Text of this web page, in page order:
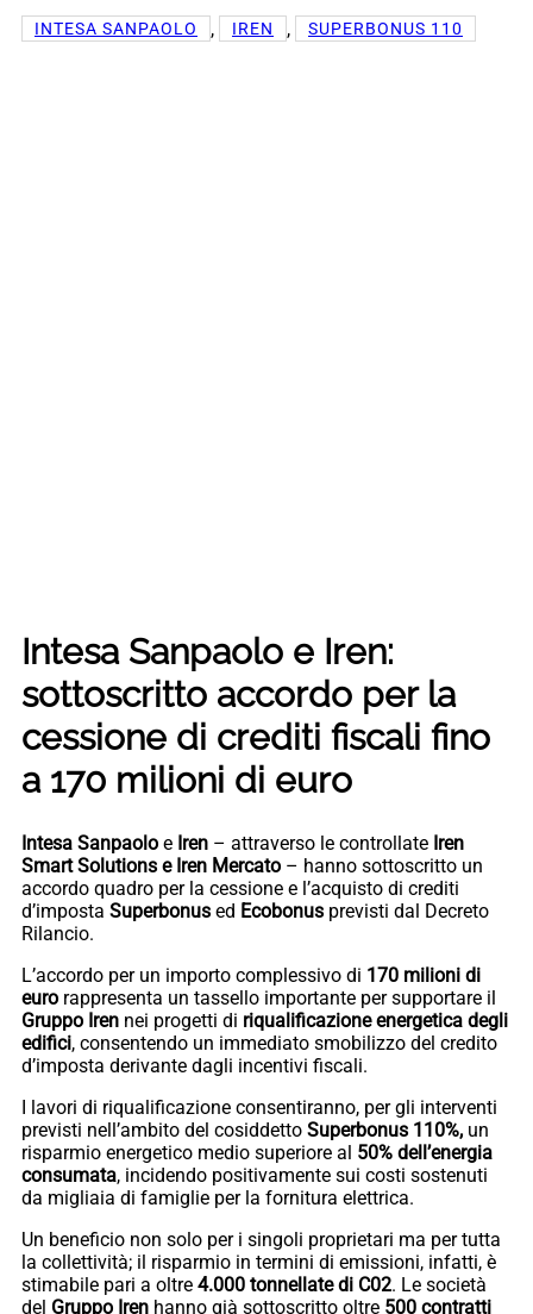
INTESA SANPAOLO , IREN , SUPERBONUS 110
Intesa Sanpaolo e Iren:
sottoscritto accordo per la
cessione di crediti fiscali fino
a 170 milioni di euro
Intesa Sanpaolo e Iren – attraverso le controllate Iren
Smart Solutions e Iren Mercato – hanno sottoscritto un
accordo quadro per la cessione e l’acquisto di crediti
d’imposta Superbonus ed Ecobonus previsti dal Decreto
Rilancio.
L’accordo per un importo complessivo di 170 milioni di
euro rappresenta un tassello importante per supportare il
Gruppo Iren nei progetti di riqualificazione energetica degli
edifici, consentendo un immediato smobilizzo del credito
d’imposta derivante dagli incentivi fiscali.
I lavori di riqualificazione consentiranno, per gli interventi
previsti nell’ambito del cosiddetto Superbonus 110%, un
risparmio energetico medio superiore al 50% dell’energia
consumata, incidendo positivamente sui costi sostenuti
da migliaia di famiglie per la fornitura elettrica.
Un beneficio non solo per i singoli proprietari ma per tutta
la collettività; il risparmio in termini di emissioni, infatti, è
stimabile pari a oltre 4.000 tonnellate di C02. Le società
del Gruppo Iren hanno già sottoscritto oltre 500 contratti